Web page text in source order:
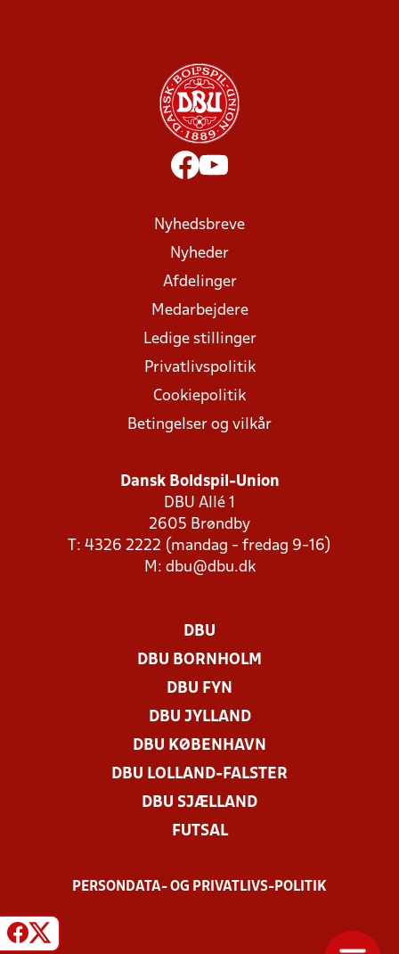
Nyhedsbreve
Nyheder
Afdelinger
Medarbejdere
Ledige stillinger
Privatlivspolitik
Cookiepolitik
Betingelser og vilkår
Dansk Boldspil-Union
DBU Allé 1
2605 Brøndby
T: 4326 2222 (mandag - fredag 9-16)
M: dbu@dbu.dk
DBU
DBU BORNHOLM
DBU FYN
DBU JYLLAND
DBU KØBENHAVN
DBU LOLLAND-FALSTER
DBU SJÆLLAND
FUTSAL
PERSONDATA- OG PRIVATLIVS-POLITIK